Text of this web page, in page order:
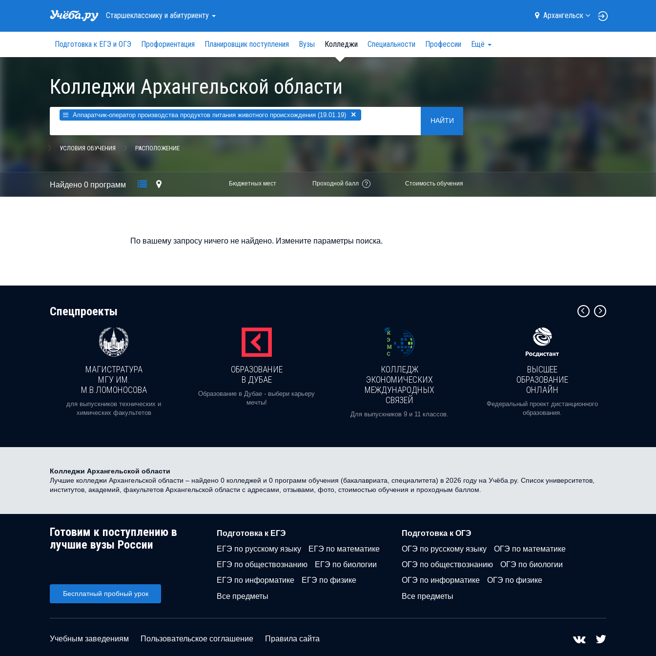
Старшеклассникуи абитуриенту Архангельск
Подготовка к ЕГЭ и ОГЭ Профориентация Планировщик поступления Вузы Колледжи Специальности Профессии Ещё
Колледжи Архангельской области
Аппаратчик-оператор производства продуктов питания животного происхождения (19.01.19) ×
НАЙТИ
УСЛОВИЯ ОБУЧЕНИЯ РАСПОЛОЖЕНИЕ
Найдено 0 программ Бюджетных мест Проходной балл ? Стоимость обучения
По вашему запросу ничего не найдено. Измените параметры поиска.
Cпецпроекты
МАГИСТРАТУРА
МГУ ИМ.
М.В.ЛОМОНОСОВА
для выпускников технических и
химических факультетов
ОБРАЗОВАНИЕ
В ДУБАЕ
Образование в Дубае - выбери карьеру
мечты!
КОЛЛЕДЖ
ЭКОНОМИЧЕСКИХ
МЕЖДУНАРОДНЫХ
СВЯЗЕЙ
Для выпускников 9 и 11 классов.
ВЫСШЕЕ
ОБРАЗОВАНИЕ
ОНЛАЙН
Федеральный проект дистанционного
образования.
Колледжи Архангельской области
Лучшие колледжи Архангельской области – найдено 0 колледжей и 0 программ обучения (бакалавриата, специалитета) в 2026 году на Учёба.ру. Список университетов,
институтов, академий, факультетов Архангельской области с адресами, отзывами, фото, стоимостью обучения и проходным баллом.
Готовим к поступлению в
лучшие вузы России
Бесплатный пробный урок
Подготовка к ЕГЭ
ЕГЭ по русскому языку
ЕГЭ по математике
ЕГЭ по обществознанию
ЕГЭ по биологии
ЕГЭ по информатике
ЕГЭ по физике
Все предметы
Подготовка к ОГЭ
ОГЭ по русскому языку
ОГЭ по математике
ОГЭ по обществознанию
ОГЭ по биологии
ОГЭ по информатике
ОГЭ по физике
Все предметы
Учебным заведениям Пользовательское соглашение Правила сайта